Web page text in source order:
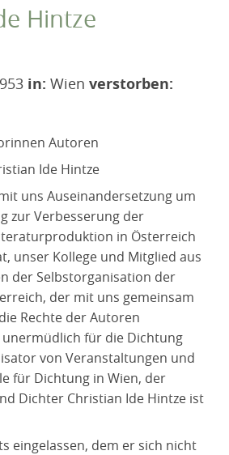
Hintze
in: Wien verstorben:
Autoren
Ide Hintze
uns Auseinandersetzung um
zur Verbesserung der
in Österreich
unser Kollege und Mitglied aus
der Selbstorganisation der
der mit uns gemeinsam
Rechte der Autoren
für die Dichtung
von Veranstaltungen und
für Dichtung in Wien, der
Dichter Christian Ide Hintze ist
eingelassen, dem er sich nicht